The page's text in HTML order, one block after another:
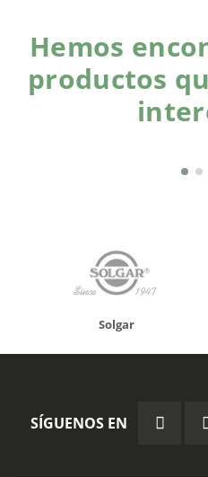
Hemos
productos
Solgar
SÍGUENOS EN